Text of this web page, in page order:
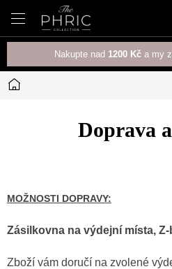
obsah
Nakupte nad 1200 Kča my
Domů
Doprava
MOŽNOSTI DOPRAVY:
Zásilkovna na výdejní místa,
Zboží vám doručí na zvolené